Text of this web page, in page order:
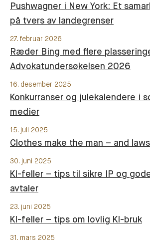
Pushwagner i New York: Et
på tvers av landegrenser
27. februar 2026
Ræder Bing med flere
Advokatundersøkelsen 2026
16. desember 2025
Konkurranser og julekalendere i
medier
15. juli 2025
Clothes make the man – and
30. juni 2025
KI-feller – tips til sikre IP og
avtaler
23. juni 2025
KI-feller – tips om lovlig KI-bruk
31. mars 2025